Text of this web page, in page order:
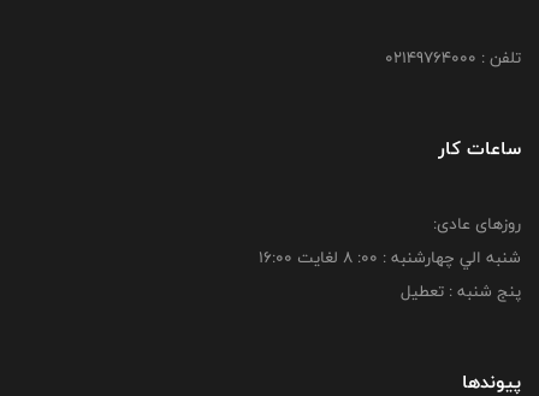
تلفن : 02149764000
ساعات کار
روزهای عادی:
شنبه الي چهارشنبه : 00: 8 لغايت 16:00
پنج شنبه : تعطیل
پیوندها